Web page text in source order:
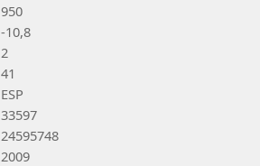
950
-10,8
2
41
ESP
33597
24595748
2009